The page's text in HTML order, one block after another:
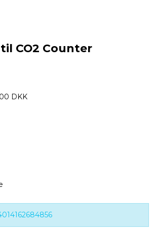
CO2 Counter
DKK